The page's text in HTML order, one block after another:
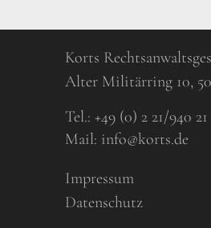
Korts
Alter Militärring 10,
Tel.: +49 (0) 2 21/940
Mail: info@korts.de
Impressum
Datenschutz